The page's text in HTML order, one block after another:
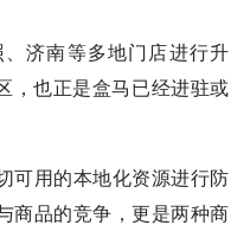
济南等多地门店进行升
也正是盒马已经进驻或
可用的本地化资源进行防
商品的竞争，更是两种商